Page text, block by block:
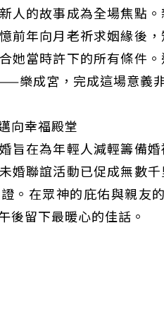
人的故事成為全場焦點
前年向月老祈求姻緣後
她當時許下的所有條件
樂成宮，完成這場意義
向幸福殿堂
旨在為年輕人減輕籌備
婚聯誼活動已促成無數
。在眾神的庇佑與親友
後留下最暖心的佳話。